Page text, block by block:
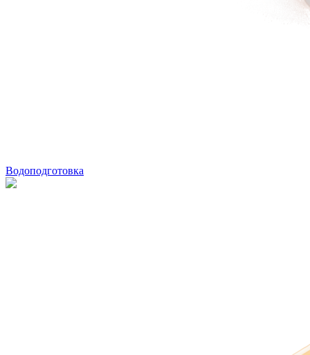
Водоподготовка